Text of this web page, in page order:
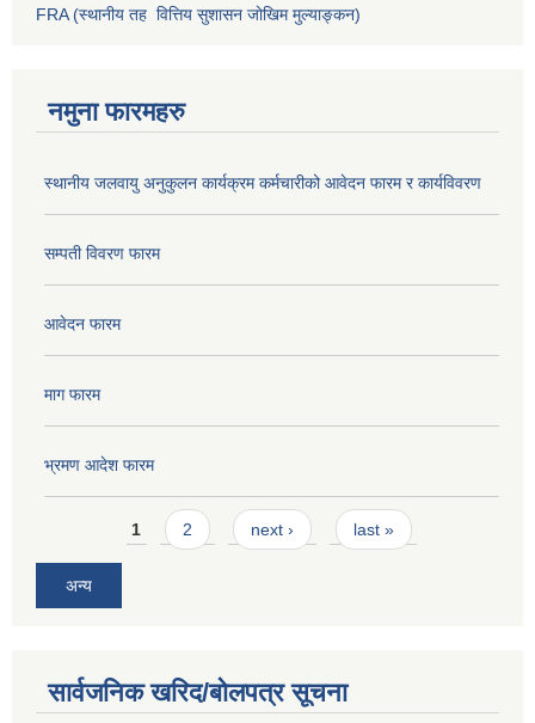
FRA (स्थानीय तह वित्तिय सुशासन जोखिम मुल्याङ्कन)
नमुना फारमहरु
स्थानीय जलवायु अनुकुलन कार्यक्रम कर्मचारीको आवेदन फारम र कार्यविवरण
सम्पती विवरण फारम
आवेदन फारम
माग फारम
भ्रमण आदेश फारम
Pages1 2 next › last »
अन्य
सार्वजनिक खरिद/बोलपत्र सूचना